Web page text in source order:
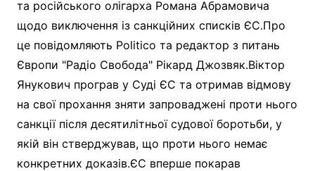
та російського олігарха Романа Абрамовича
щодо виключення із санкційних списків ЄС.Про
це повідомляють Politico та редактор з питань
Європи "Радіо Свобода" Рікард Джозвяк.Віктор
Янукович програв у Суді ЄС та отримав відмову
на свої прохання зняти запроваджені проти нього
санкції після десятилітньої судової боротьби, у
якій він стверджував, що проти нього немає
конкретних доказів.ЄС вперше покарав